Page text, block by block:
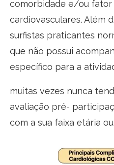
comorbidade e/ou fator
cardiovasculares. Além
surfistas praticantes
que não possui
específico para a
muitas vezes nunca
avaliação pré-
com a sua faixa etária